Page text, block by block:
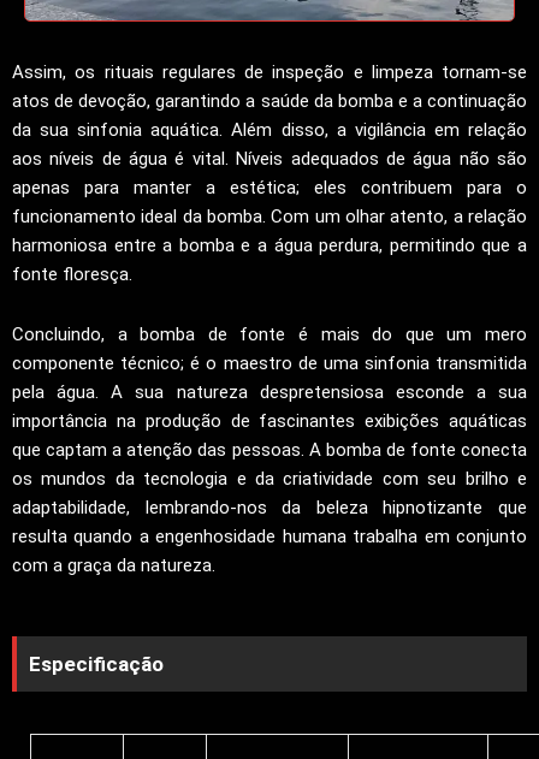
Assim, os rituais regulares de inspeção e limpeza tornam-se
atos de devoção, garantindo a saúde da bomba e a continuação
da sua sinfonia aquática. Além disso, a vigilância em relação
aos níveis de água é vital. Níveis adequados de água não são
apenas para manter a estética; eles contribuem para o
funcionamento ideal da bomba. Com um olhar atento, a relação
harmoniosa entre a bomba e a água perdura, permitindo que a
fonte floresça.
Concluindo, a bomba de fonte é mais do que um mero
componente técnico; é o maestro de uma sinfonia transmitida
pela água. A sua natureza despretensiosa esconde a sua
importância na produção de fascinantes exibições aquáticas
que captam a atenção das pessoas. A bomba de fonte conecta
os mundos da tecnologia e da criatividade com seu brilho e
adaptabilidade, lembrando-nos da beleza hipnotizante que
resulta quando a engenhosidade humana trabalha em conjunto
com a graça da natureza.
Especificação